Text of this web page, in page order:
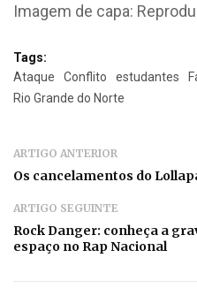
Imagem de capa:
Tags:
Ataque
Conflito estudantes
Rio Grande do Norte
ARTIGO ANTERIOR
Os cancelamentos do
ARTIGO SEGUINTE
Rock Danger: conheça a
espaço no Rap Nacional